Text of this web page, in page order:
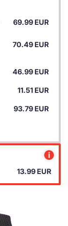
69.99 EUR
70.49 EUR
46.99 EUR
11.51 EUR
93.79 EUR
i
13.99 EUR